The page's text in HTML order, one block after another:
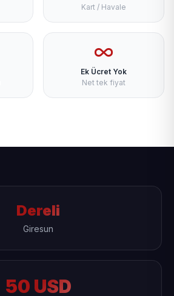
Kart / Havale
Ek Ücret Yok
Net tek fiyat
Dereli
Giresun
50 USD